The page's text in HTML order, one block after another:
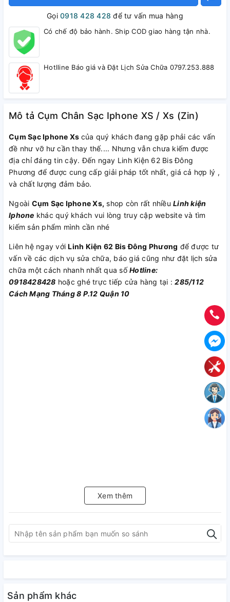
Gọi0918 428 428 để tư vấn mua hàng
Có chế độ bảo hành. Ship COD giao hàng tận nhà.
Hotlline Báo giá và Đặt Lịch Sửa Chữa 0797.253.888
Mô tả Cụm Chân Sạc Iphone XS / Xs (Zin)
Cụm Sạc Iphone Xs của quý khách đang gặp phải các vấn
đề như vỡ hư cần thay thế.... Nhưng vẫn chưa kiếm được
địa chỉ đáng tin cậy. Đến ngay Linh Kiện 62 Bis Đông
Phương để được cung cấp giải pháp tốt nhất, giá cả hợp lý ,
và chất lượng đảm bảo.
Ngoài Cụm Sạc Iphone Xs, shop còn rất nhiều Linh kiện
Iphone khác quý khách vui lòng truy cập website và tìm
kiếm sản phẩm mình cần nhé
Liên hệ ngay vớiLinh Kiện 62 Bis Đông Phương để được tư
vấn về các dịch vụ sửa chữa, báo giá cũng như đặt lịch sửa
chữa một cách nhanh nhất qua sốHotline:
0918428428 hoặc ghé trực tiếp cửa hàng tại :285/112
Cách Mạng Tháng 8 P.12 Quận 10
Xem thêm
Sản phẩm khác